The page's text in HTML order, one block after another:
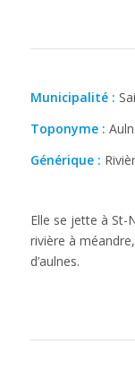
Municipalité :
Toponyme :
Générique :
Elle se jette à St-
rivière à
d’aulnes.